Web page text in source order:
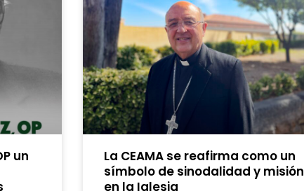
un
La CEAMA se reafirma como un
símbolo de sinodalidad y misión
en la Iglesia